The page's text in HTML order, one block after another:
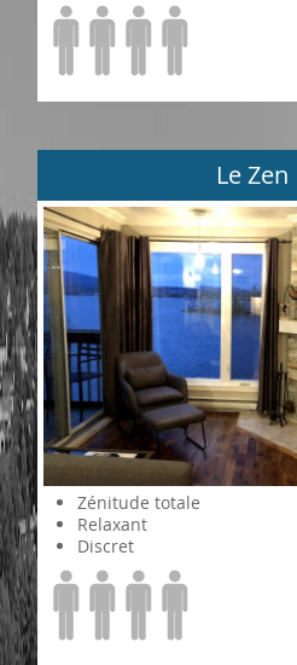
Le Zen
Zénitude totale
Relaxant
Discret